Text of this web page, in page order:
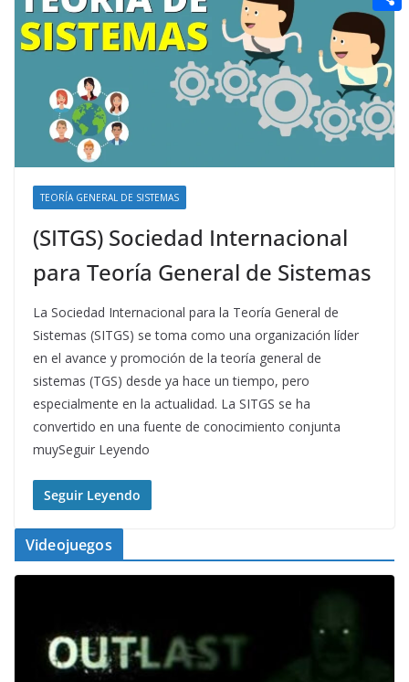
TEORÍA GENERAL DE SISTEMAS
(SITGS) Sociedad Internacional
para Teoría General de Sistemas
La Sociedad Internacional para la Teoría General de
Sistemas (SITGS) se toma como una organización líder
en el avance y promoción de la teoría general de
sistemas (TGS) desde ya hace un tiempo, pero
especialmente en la actualidad. La SITGS se ha
convertido en una fuente de conocimiento conjunta
muySeguir Leyendo
Seguir Leyendo
Videojuegos
n
g
e
r
e
r
r
e
s
a
i
l
e
d
d
i
t
C
o
m
p
a
r